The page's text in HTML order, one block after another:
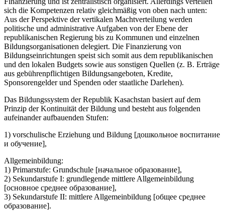
sich die Kompetenzen relativ gleichmäßig von oben nach unten:
Aus der Perspektive der vertikalen Machtverteilung werden
politische und administrative Aufgaben von der Ebene der
republikanischen Regierung bis zu Kommunen und einzelnen
Bildungsorganisationen delegiert. Die Finanzierung von
Bildungseinrichtungen speist sich somit aus dem republikanischen
und den lokalen Budgets sowie aus sonstigen Quellen (z. B. Erträge
aus gebührenpflichtigen Bildungsangeboten, Kredite,
Sponsorengelder und Spenden oder staatliche Darlehen).
Das Bildungssystem der Republik Kasachstan basiert auf dem
Prinzip der Kontinuität der Bildung und besteht aus folgenden
aufeinander aufbauenden Stufen:
1) vorschulische Erziehung und Bildung [дошкольное воспитание
и обучение],
Allgemeinbildung:
1) Primarstufe: Grundschule [начальное образование],
2) Sekundarstufe I: grundlegende mittlere Allgemeinbildung
[основное среднее образование],
3) Sekundarstufe II: mittlere Allgemeinbildung [общее cреднее
образование].